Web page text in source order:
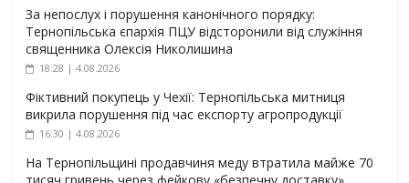
За непослух і порушення канонічного порядку:
Тернопільська єпархія ПЦУ відсторонили від служіння
священника Олексія Николишина
18:28 | 4.08.2026
Фіктивний покупець у Чехії: Тернопільська митниця
викрила порушення під час експорту агропродукції
16:30 | 4.08.2026
На Тернопільщині продавчиня меду втратила майже 70